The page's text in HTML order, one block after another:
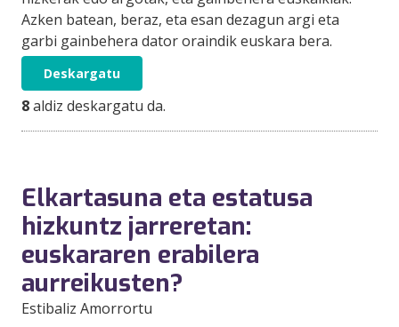
Azken batean, beraz, eta esan dezagun argi eta
garbi gainbehera dator oraindik euskara bera.
Deskargatu
8aldiz deskargatu da.
Elkartasuna eta estatusa
hizkuntz jarreretan:
euskararen erabilera
aurreikusten?
Estibaliz Amorrortu